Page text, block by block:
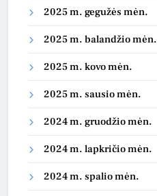
2025 m. gegužės mėn.
2025 m. balandžio mėn.
2025 m. kovo mėn.
2025 m. sausio mėn.
2024 m. gruodžio mėn.
2024 m. lapkričio mėn.
2024 m. spalio mėn.